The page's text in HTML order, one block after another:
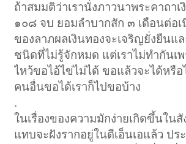
ถ้าสมมติว่าเรานั่งภาวนาพระคาถา
๑๐๘ จบ ยอมลำบากสัก ๓ เดือนต่อเ
ของลาภผลเงินทองจะเจริญยั่งยืนแล
ชนิดที่ไม่รู้จักหมด แต่เราไม่ทำกันเพ
ไหว้ขอไอ้ไข่ไม่ได้ ขอแล้วจะได้หรือ
คนอื่นขอได้เราก็ไปขอบ้าง
.
ในเรื่องของความมักง่ายเกิดขึ้นใน
แทบจะฝังรากอยู่ในดีเอ็นเอแล้ว ป